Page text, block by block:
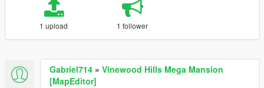
1 upload 1 follower
Gabriel714 » Vinewood Hills Mega Mansion
[MapEditor]